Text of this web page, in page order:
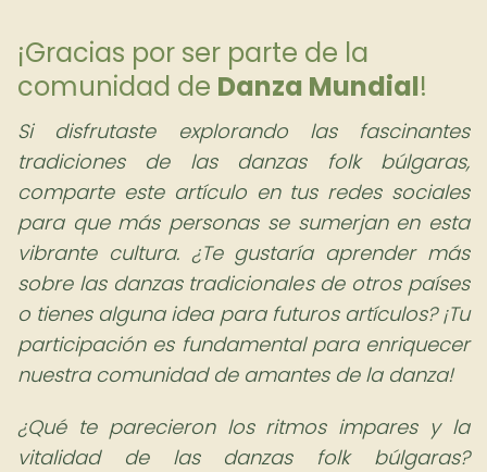
¡Gracias por ser parte de la
comunidad de Danza Mundial!
Si disfrutaste explorando las fascinantes
tradiciones de las danzas folk búlgaras,
comparte este artículo en tus redes sociales
para que más personas se sumerjan en esta
vibrante cultura. ¿Te gustaría aprender más
sobre las danzas tradicionales de otros países
o tienes alguna idea para futuros artículos? ¡Tu
participación es fundamental para enriquecer
nuestra comunidad de amantes de la danza!
¿Qué te parecieron los ritmos impares y la
vitalidad de las danzas folk búlgaras?